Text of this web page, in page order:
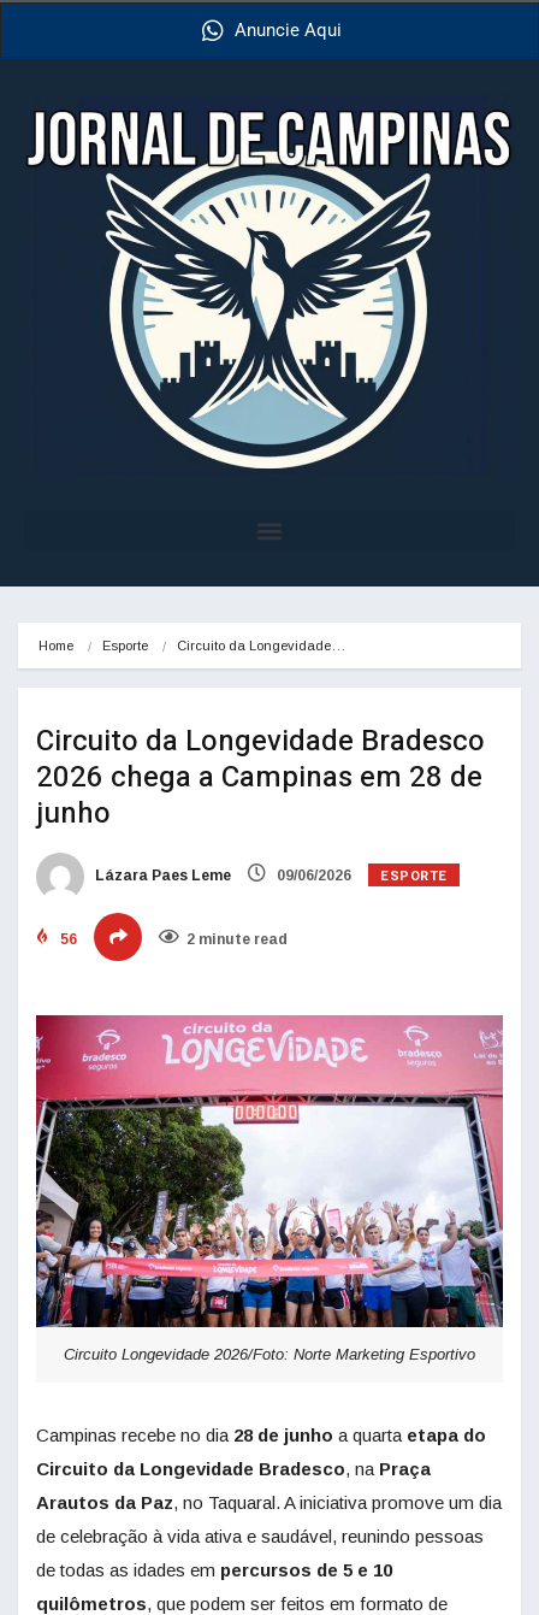
Anuncie Aqui
Home Esporte Circuito da Longevidade…
Circuito da Longevidade Bradesco
2026 chega a Campinas em 28 de
junho
Lázara Paes Leme 09/06/2026 ESPORTE
56 2 minute read
Circuito Longevidade 2026/Foto: Norte Marketing Esportivo
Campinas recebe no dia 28 de junho a quarta etapa do
Circuito da Longevidade Bradesco, na Praça
Arautos da Paz, no Taquaral. A iniciativa promove um dia
de celebração à vida ativa e saudável, reunindo pessoas
de todas as idades em percursos de 5 e 10
quilômetros, que podem ser feitos em formato de